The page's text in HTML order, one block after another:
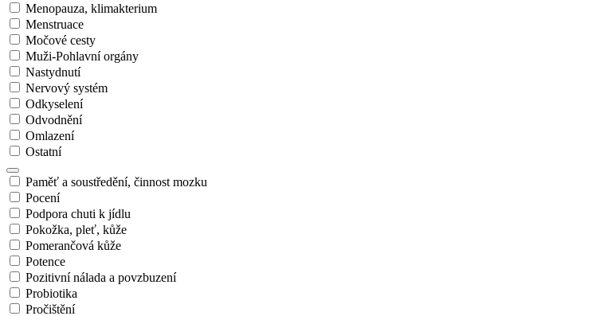
Menopauza, klimakterium
Menstruace
Močové cesty
Muži-Pohlavní orgány
Nastydnutí
Nervový systém
Odkyselení
Odvodnění
Omlazení
Ostatní
Paměť a soustředění, činnost mozku
Pocení
Podpora chuti k jídlu
Pokožka, pleť, kůže
Pomerančová kůže
Potence
Pozitivní nálada a povzbuzení
Probiotika
Pročištění